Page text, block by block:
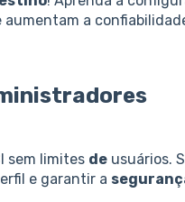
a
sem limites deusuários.
e garantir a